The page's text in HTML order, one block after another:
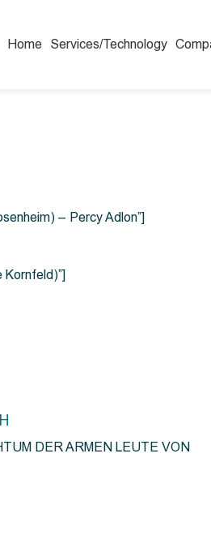
Home Services/Technology
– Percy Adlon”]
DER ARMEN LEUTE VON